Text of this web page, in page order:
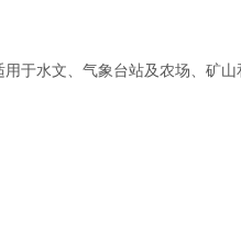
于水文、气象台站及农场、矿